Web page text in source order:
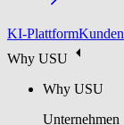
KI-PlattformKunden
Why USU
Why USU
Unternehmen